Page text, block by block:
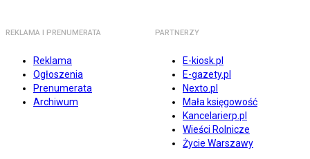
REKLAMA I PRENUMERATA
Reklama
Ogłoszenia
Prenumerata
Archiwum
PARTNERZY
E-kiosk.pl
E-gazety.pl
Nexto.pl
Mała księgowość
Kancelarierp.pl
Wieści Rolnicze
Życie Warszawy